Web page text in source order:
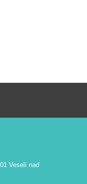
Veselí nad